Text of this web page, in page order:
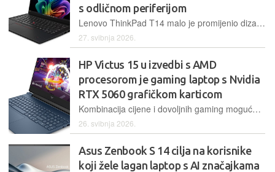
s odličnom periferijom
Lenovo ThinkPad T14 malo je promijenio dizajn, dodao novi Intelov Panther Lake procesor koji nije nužno korak naprijed, a i dalje se hvali odličnom periferijom te mogućnostima popravljanja i nadogradnje
27. svibnja 2026.
HP Victus 15 u izvedbi s AMD
procesorom je gaming laptop s Nvidia
RTX 5060 grafičkom karticom
Kombinacija cijene i dovoljnih gaming mogućnosti dugogodišnja je formula za Victus modele koji su HP-ov odgovor za povoljniji laptop za igranje. Osim solidne CPU-GPU kombinacije, kao treću važnu osobinu gaming modela donosi stopu osvježavanja ekrana od 144 Hz
26. svibnja 2026.
Asus Zenbook S 14 cilja na korisnike
koji žele lagan laptop s AI značajkama